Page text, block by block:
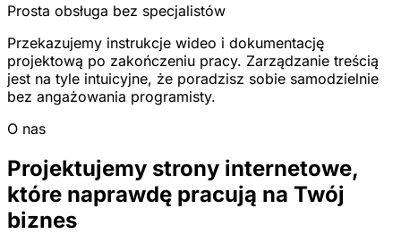
Prosta obsługa bez specjalistów
Przekazujemy instrukcje wideo i dokumentację
projektową po zakończeniu pracy. Zarządzanie treścią
jest na tyle intuicyjne, że poradzisz sobie samodzielnie
bez angażowania programisty.
O nas
Projektujemy strony internetowe,
które naprawdę pracują na Twój
biznes